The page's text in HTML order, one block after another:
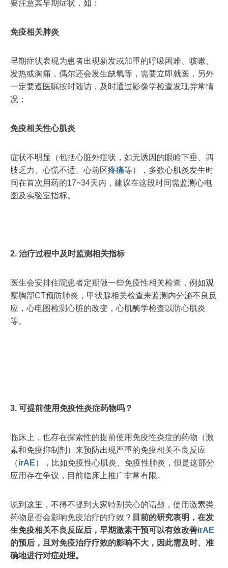
要注意其早期症状，如：
免疫相关肺炎
早期症状表现为患者出现新发或加重的呼吸困难、咳嗽、
发热或胸痛，偶尔还会发生缺氧等，需要立即就医，另外
一定要遵医嘱按时随访，及时通过影像学检查发现异常情
况；
免疫相关性心肌炎
症状不明显（包括心脏外症状，如无诱因的眼睑下垂、四
肢乏力、心慌不适、心前区疼痛等），多数心肌炎发生时
间在首次用药的17~34天内，建议在这段时间需监测心电
图及实验室指标。
2. 治疗过程中及时监测相关指标
医生会安排住院患者定期做一些免疫性相关检查，例如观
察胸部CT预防肺炎，甲状腺相关检查来监测内分泌不良反
应，心电图检测心脏的改变，心肌酶学检查以防心肌炎
等。
3. 可提前使用免疫性炎症药物吗？
临床上，也存在探索性的提前使用免疫性炎症的药物（激
素和免疫抑制剂）来预防出现严重的免疫相关不良反应
（irAE），比如免疫性心肌炎、免疫性肺炎，但是这部分
应用存在争议，目前临床上推广非常有限。
说到这里，不得不提到大家特别关心的话题，使用激素类
药物是否会影响免疫治疗的疗效？ 目前的研究表明，在发
生免疫相关不良反应后，早期激素干预可以有效改善irAE
的预后，且对免疫治疗疗效的影响不大，因此需及时、准
确地进行对症处理。